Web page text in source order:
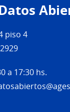
piso 4
a 17:30 hs.